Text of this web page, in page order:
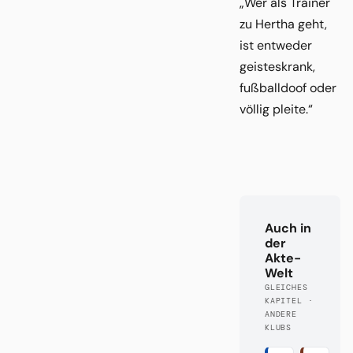
zu Hertha geht,
ist entweder
geisteskrank,
fußballdoof oder
völlig pleite.“
Auch in
der
Akte-
Welt
GLEICHES
KAPITEL ·
ANDERE
KLUBS